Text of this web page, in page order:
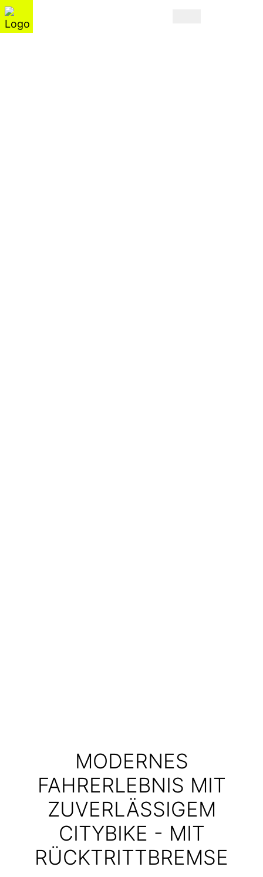
MODERNES
FAHRERLEBNIS MIT
ZUVERLÄSSIGEM
CITYBIKE - MIT
RÜCKTRITTBREMSE